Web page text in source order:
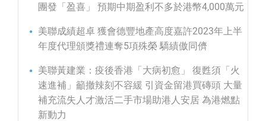
團發「盈喜」 預期中期盈利不多於港幣4,000萬元
美聯成績超卓 獲會德豐地產高度嘉許2023年上半
年度代理頒獎禮連奪5項殊榮 驕績傲同儕
美聯黃建業：疫後香港「大病初愈」 復甦須「火
速進補」籲撤辣刻不容緩 引資金留港買磚頭 大量
補充流失人才激活二手市場助港人安居 為港燃點
新動力